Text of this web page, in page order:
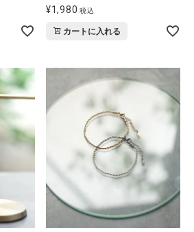
¥1,980 税込
カートに入れる